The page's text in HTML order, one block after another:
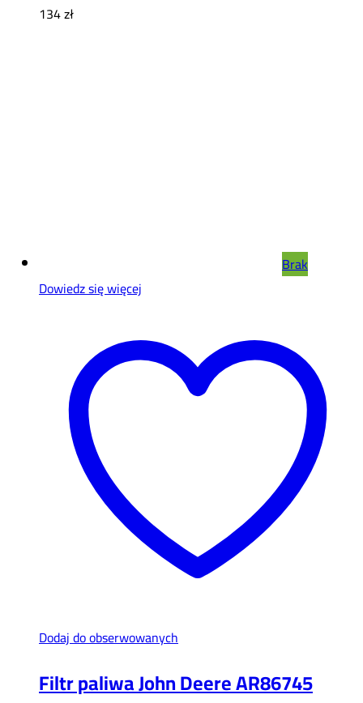
134zł
Brak
Dowiedz się więcej
Dodaj do obserwowanych
Filtr paliwa John Deere AR86745